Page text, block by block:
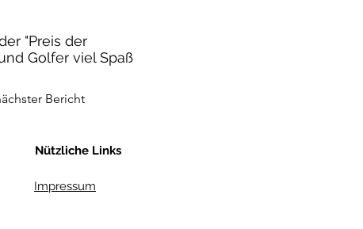
"Preis der
Golfer viel Spaß
Bericht
Nützliche Links
Impressum